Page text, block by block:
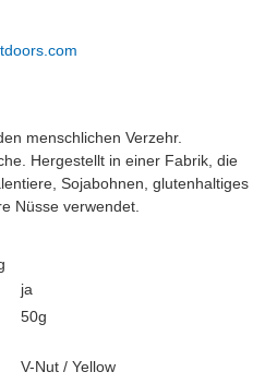
menschlichen Verzehr.
Hergestellt in einer Fabrik, die
Sojabohnen, glutenhaltiges
Nüsse verwendet.
ja
50g
V-Nut / Yellow